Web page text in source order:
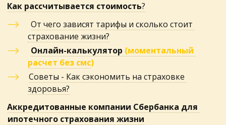
Как рассчитывается стоимость?
От чего зависят тарифы и сколько стоит
страхование жизни?
Онлайн-калькулятор (моментальный
расчет без смс)
Советы - Как сэкономить на страховке
здоровья?
Аккредитованные компании Сбербанка для
ипотечного страхования жизни